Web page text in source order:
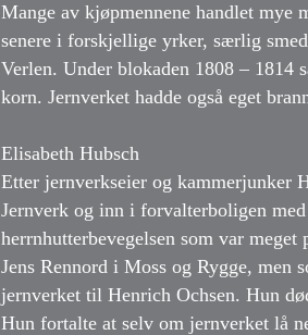
Mange av kjøpmennene handlet mye
senere i forskjellige yrker, særlig
Verlen. Under blokaden 1808 – 1814
korn. Jernverket hadde også eget
Elisabeth Hubsch
Etter jernverkseier og kammerjunker
Jernverk og inn i forvalterboligen
herrnhutterbevegelsen som var
Jens Rennord i Moss og Rygge, men
jernverket til Henrich Ochsen. Hun
Hun fortalte at selv om jernverket lå